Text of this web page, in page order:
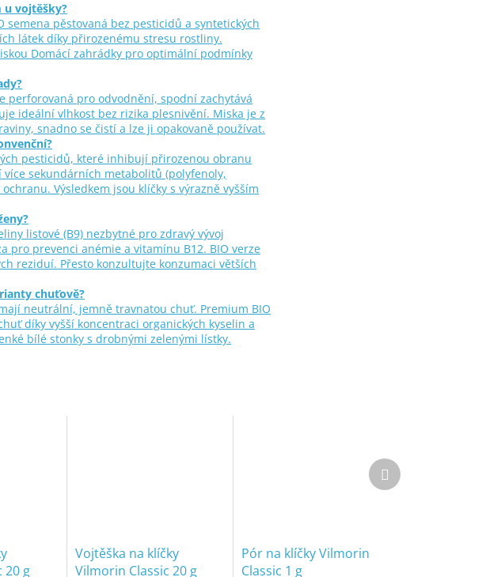
u vojtěšky?
pěstovaná bez pesticidů a syntetických
látek díky přirozenému stresu rostliny.
Domácí zahrádky pro optimální podmínky
perforovaná pro odvodnění, spodní zachytává
ideální vlhkost bez rizika plesnivění. Miska je z
snadno se čistí a lze ji opakovaně používat.
pesticidů, které inhibují přirozenou obranu
sekundárních metabolitů (polyfenoly,
Výsledkem jsou klíčky s výrazně vyšším
listové (B9) nezbytné pro zdravý vývoj
pro prevenci anémie a vitamínu B12. BIO verze
reziduí. Přesto konzultujte konzumaci větších
chuťově?
neutrální, jemně travnatou chuť. Premium BIO
díky vyšší koncentraci organických kyselin a
bílé stonky s drobnými zelenými lístky.
20 g
Vojtěška na klíčky
Vilmorin Classic 20 g
Pór na klíčky Vilmorin
Classic 1 g
Další
produkt